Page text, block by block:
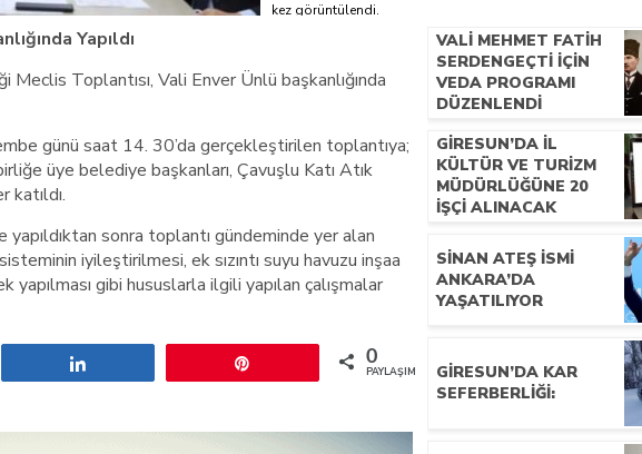
kez görüntülendi.
Yapıldı
Meclis Toplantısı, Vali Enver Ünlü başkanlığında
günü saat 14. 30’da gerçekleştirilen toplantıya;
üye belediye başkanları, Çavuşlu Katı Atık
sonra toplantı gündeminde yer alan
iyileştirilmesi, ek sızıntı suyu havuzu inşaa
gibi hususlarla ilgili yapılan çalışmalar
0
PAYLAŞIMLAR
VALI MEHMET FATIH
SERDENGEÇTI İÇIN
VEDA PROGRAMI
DÜZENLENDI
GIRESUN’DA İL
KÜLTÜR VE TURIZM
MÜDÜRLÜĞÜNE 20
İŞÇI ALINACAK
SINAN ATEŞ İSMI
ANKARA’DA
YAŞATILIYOR
GIRESUN’DA KAR
SEFERBERLIĞI: